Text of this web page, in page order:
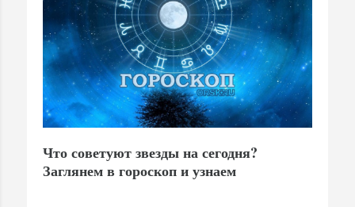
Что советуют звезды на сегодня?
Заглянем в гороскоп и узнаем